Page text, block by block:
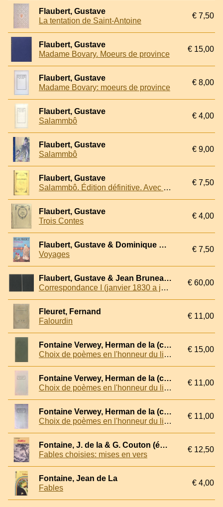
Flaubert, Gustave
La tentation de Saint-Antoine
€ 7,50
Flaubert, Gustave
Madame Bovary. Moeurs de province
€ 15,00
Flaubert, Gustave
Madame Bovary: moeurs de province
€ 8,00
Flaubert, Gustave
Salammbô
€ 4,00
Flaubert, Gustave
Salammbô
€ 9,00
Flaubert, Gustave
Salammbô. Édition définitive. Avec des documents nouveaux
€ 7,50
Flaubert, Gustave
Trois Contes
€ 4,00
Flaubert, Gustave & Dominique Barbéris (Présenté par)
Voyages
€ 7,50
Flaubert, Gustave & Jean Bruneau (edition etablie, presentee et annotee par)
Correspondance I (janvier 1830 a juin 1851) & II (julliet 1851-decembre 1858) (2 volumes)
€ 60,00
Fleuret, Fernand
Falourdin
€ 11,00
Fontaine Verwey, Herman de la (choix des textes par)
Choix de poèmes en l'honneur du livre
€ 15,00
Fontaine Verwey, Herman de la (choix des textes par)
Choix de poèmes en l'honneur du livre
€ 11,00
Fontaine Verwey, Herman de la (choix des textes par)
Choix de poèmes en l'honneur du livre
€ 11,00
Fontaine, J. de la & G. Couton (édition de)
Fables choisies: mises en vers
€ 12,50
Fontaine, Jean de La
Fables
€ 4,00